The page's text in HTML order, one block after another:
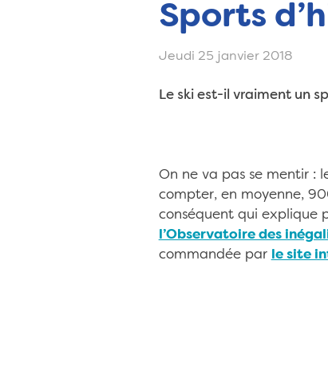
Sports
Jeudi 25 janvier 2018
Le ski est-il vraiment un
On ne va pas se mentir :
compter, en moyenne,
conséquent qui explique
l’Observatoire des
commandée par le site